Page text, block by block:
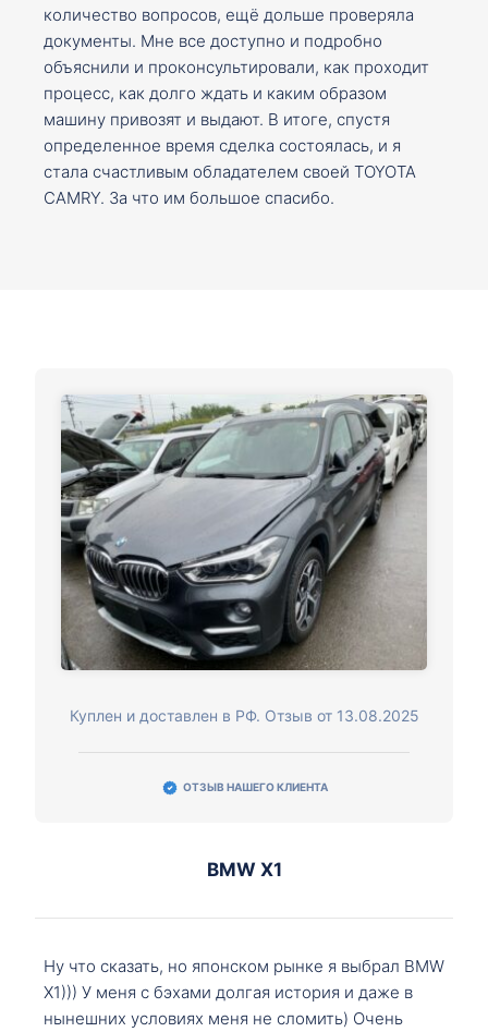
количество вопросов, ещё дольше проверяла
документы. Мне все доступно и подробно
объяснили и проконсультировали, как проходит
процесс, как долго ждать и каким образом
машину привозят и выдают. В итоге, спустя
определенное время сделка состоялась, и я
стала счастливым обладателем своей TOYOTA
CAMRY. За что им большое спасибо.
Куплен и доставлен в РФ. Отзыв от 13.08.2025
ОТЗЫВ НАШЕГО КЛИЕНТА
BMW X1
Ну что сказать, но японском рынке я выбрал BMW
X1))) У меня с бэхами долгая история и даже в
нынешних условиях меня не сломить) Очень